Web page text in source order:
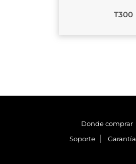
T300
Donde comprar
Soporte
Garantía